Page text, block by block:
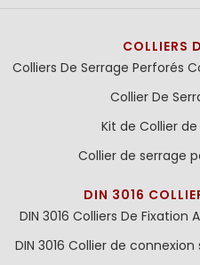
COLLIERS
Colliers De Serrage Perforés
Collier De
Kit de Collier
Collier de serrage
DIN 3016
DIN 3016 Colliers De Fixation
DIN 3016 Collier de